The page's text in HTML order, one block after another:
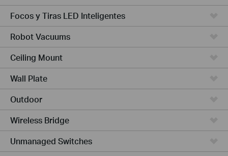
Focos y Tiras LED Inteligentes
Robot Vacuums
Ceiling Mount
Wall Plate
Outdoor
Wireless Bridge
Unmanaged Switches